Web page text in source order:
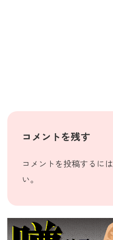
コメントを残す
コメントを投稿するには
い。